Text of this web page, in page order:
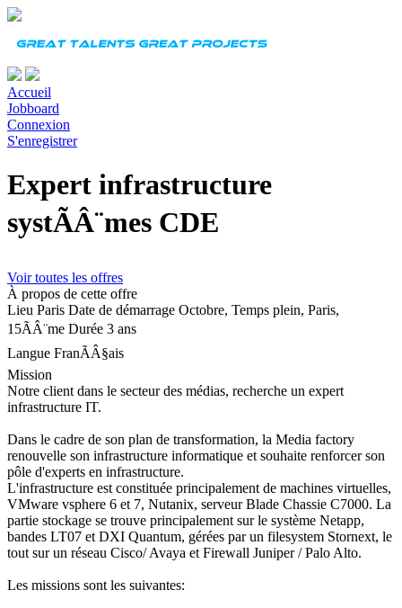
Accueil
Jobboard
Connexion
S'enregistrer
Expert infrastructure
systÃÂ¨mes CDE
Voir toutes les offres
À propos de cette offre
Lieu Paris Date de démarrage Octobre, Temps plein, Paris,
15ÃÂ¨me Durée 3 ans
Langue FranÃÂ§ais
Mission
Notre client dans le secteur des médias, recherche un expert
infrastructure IT.
Dans le cadre de son plan de transformation, la Media factory
renouvelle son infrastructure informatique et souhaite renforcer son
pôle d'experts en infrastructure.
L'infrastructure est constituée principalement de machines virtuelles,
VMware vsphere 6 et 7, Nutanix, serveur Blade Chassie C7000. La
partie stockage se trouve principalement sur le système Netapp,
bandes LT07 et DXI Quantum, gérées par un filesystem Stornext, le
tout sur un réseau Cisco/ Avaya et Firewall Juniper / Palo Alto.
Les missions sont les suivantes: